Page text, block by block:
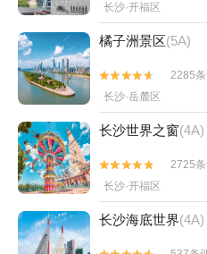
长沙·开福区
橘子洲景区(5A)


2285
长沙·岳麓区
长沙世界之窗(4A)


2725
长沙·开福区
长沙海底世界(4A)